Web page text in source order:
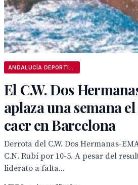
El C.W. Dos
aplaza una semana
caer en Barcelona
Derrota del C.W. Dos Hermanas-
C.N. Rubí por 10-5. A pesar del
liderato a falta...